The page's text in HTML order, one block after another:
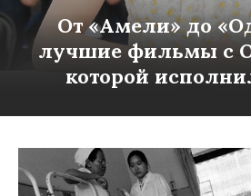
От «Амели» до
лучшие фильмы с
которой